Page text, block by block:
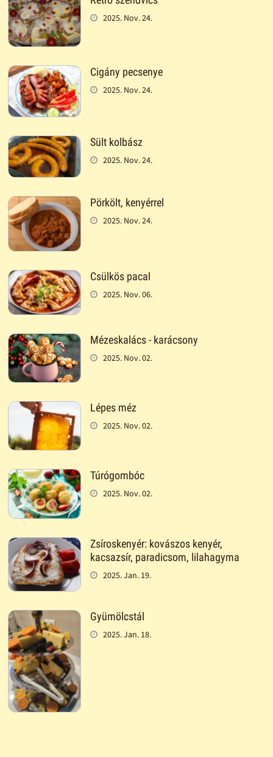
2025. Nov. 24.
Cigány pecsenye
2025. Nov. 24.
Sült kolbász
2025. Nov. 24.
Pörkölt, kenyérrel
2025. Nov. 24.
Csülkös pacal
2025. Nov. 06.
Mézeskalács - karácsony
2025. Nov. 02.
Lépes méz
2025. Nov. 02.
Túrógombóc
2025. Nov. 02.
Zsíroskenyér: kovászos kenyér,
kacsazsír, paradicsom, lilahagyma
2025. Jan. 19.
Gyümölcstál
2025. Jan. 18.